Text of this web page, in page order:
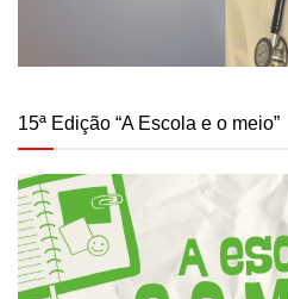
15ª Edição “A Escola e o meio”